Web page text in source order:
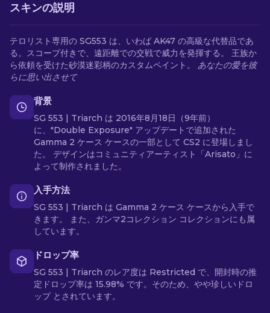
スキンの説明
テロリスト専用の SG553 は、いわば AK47 の高級な代替品であ
る。スコープ付きで、遠距離での交戦で威力を発揮する。 王族か
ら依頼を受けた砂漠迷彩柄のカスタムペイント。 あなたの愛を彼
らに思い出させて
背景
SG 553 | Triarch は 2016年8月18日（9年前）
に、"Double Exposure" アップデートで追加された
Gamma 2 ケース ケースの一部として CS2 に登場しまし
た。 デザインはコミュニティアーティスト「Arisato」に
よって制作されました。
入手方法
SG 553 | Triarch は Gamma 2 ケース ケースから入手で
きます。 また、ガンマ2コレクション コレクションにも属
しています。
ドロップ率
SG 553 | Triarch のレア度は Restricted で、開封時の推
定ドロップ率は 15.98% です。そのため、やや珍しいドロ
ップ とされています。